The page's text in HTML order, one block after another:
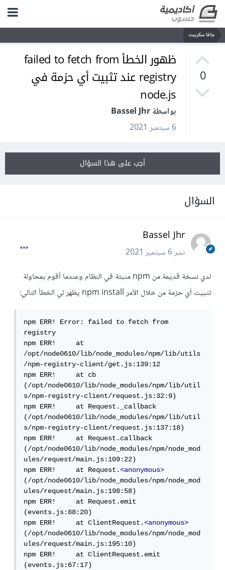
جافا سكريبت
0
ظهور الخطأ failed to fetch from
registry عند تثبيت أي حزمة في
node.js
بواسطة Bassel Jhr
6 سبتمبر 2021
أجب على هذا السؤال
السؤال
Bassel Jhr
نشر6 سبتمبر 2021
لدي نسخة قديمة من npm مثبتة في النظام وعندما أقوم بمحاولة
تثبيت أي حزمة من خلال الأمر npm install يظهر لي الخطأ التالي:
npm ERR! Error: failed to fetch from
registry
npm ERR!     at
/opt/node0610/lib/node_modules/npm/lib/utils
/npm-registry-client/get.js:139:12
npm ERR!     at cb
(/opt/node0610/lib/node_modules/npm/lib/util
s/npm-registry-client/request.js:32:9)
npm ERR!     at Request._callback
(/opt/node0610/lib/node_modules/npm/lib/util
s/npm-registry-client/request.js:137:18)
npm ERR!     at Request.callback
(/opt/node0610/lib/node_modules/npm/node_mod
ules/request/main.js:109:22)
npm ERR!     at Request.<anonymous>
(/opt/node0610/lib/node_modules/npm/node_mod
ules/request/main.js:198:58)
npm ERR!     at Request.emit
(events.js:88:20)
npm ERR!     at ClientRequest.<anonymous>
(/opt/node0610/lib/node_modules/npm/node_mod
ules/request/main.js:195:10)
npm ERR!     at ClientRequest.emit
(events.js:67:17)